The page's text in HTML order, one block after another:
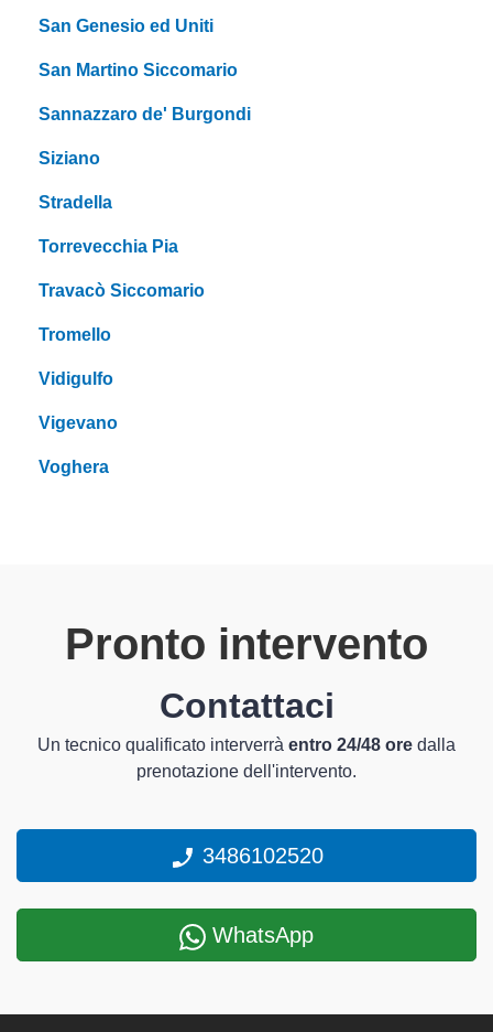
San Genesio ed Uniti
San Martino Siccomario
Sannazzaro de' Burgondi
Siziano
Stradella
Torrevecchia Pia
Travacò Siccomario
Tromello
Vidigulfo
Vigevano
Voghera
Pronto intervento
Contattaci
Un tecnico qualificato interverrà entro 24/48 ore dalla
prenotazione dell'intervento.
3486102520
WhatsApp